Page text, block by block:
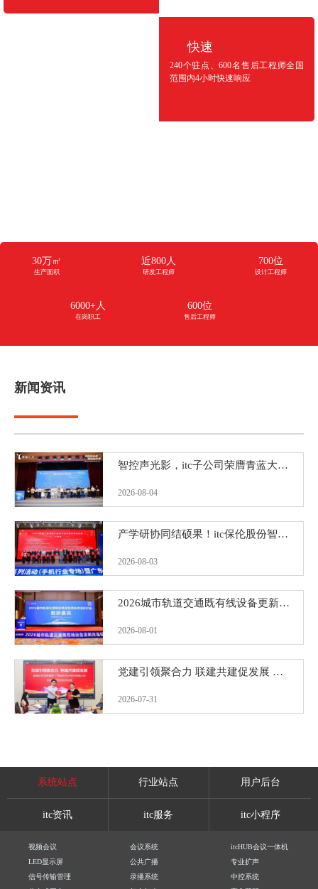
快速
240个驻点、600名售后工程师全国
范围内4小时快速响应
30万㎡
生产面积
近800人
研发工程师
700位
设计工程师
6000+人
在岗职工
600位
售后工程师
新闻资讯
智控声光影，itc子公司荣膺青蓝大赛三等奖
2026-08-04
产学研协同结硕果！itc保伦股份智能视讯技术赋能千行百业获省级表彰！
2026-08-03
2026城市轨道交通既有线设备更新改造研讨会圆满落幕！itc保伦股份赋能城市轨道交通智慧升级
2026-08-01
党建引领聚合力 联建共建促发展 ——番禺区应急管理局领导莅临itc保伦股份开展党建共建签约仪式
2026-07-31
系统站点 行业站点 用户后台
itc资讯 itc服务 itc小程序
视频会议 会议系统
itcHUB会议一体机
LED显示屏
公共广播
专业扩声
信号传输管理
录播系统
中控系统